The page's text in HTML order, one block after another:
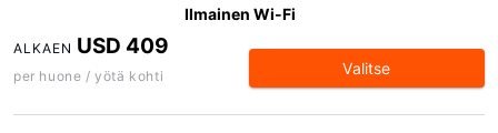
Ilmainen Wi-Fi
ALKAEN USD 409
per huone / yötä kohti Valitse